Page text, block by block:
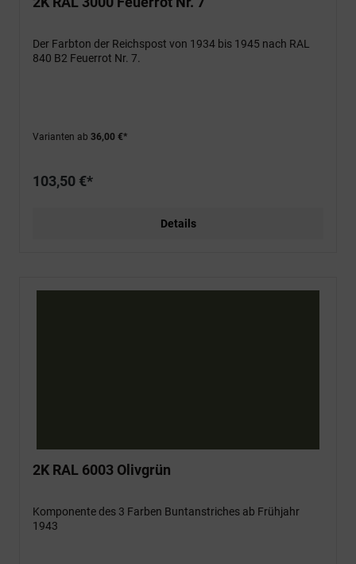
Der Farbton der Reichspost von 1934 bis 1945 nach RAL
840 B2 Feuerrot Nr. 7.
Varianten ab 36,00 €*
103,50 €*
Details
2K RAL 6003 Olivgrün
Komponente des 3 Farben Buntanstriches ab Frühjahr
1943